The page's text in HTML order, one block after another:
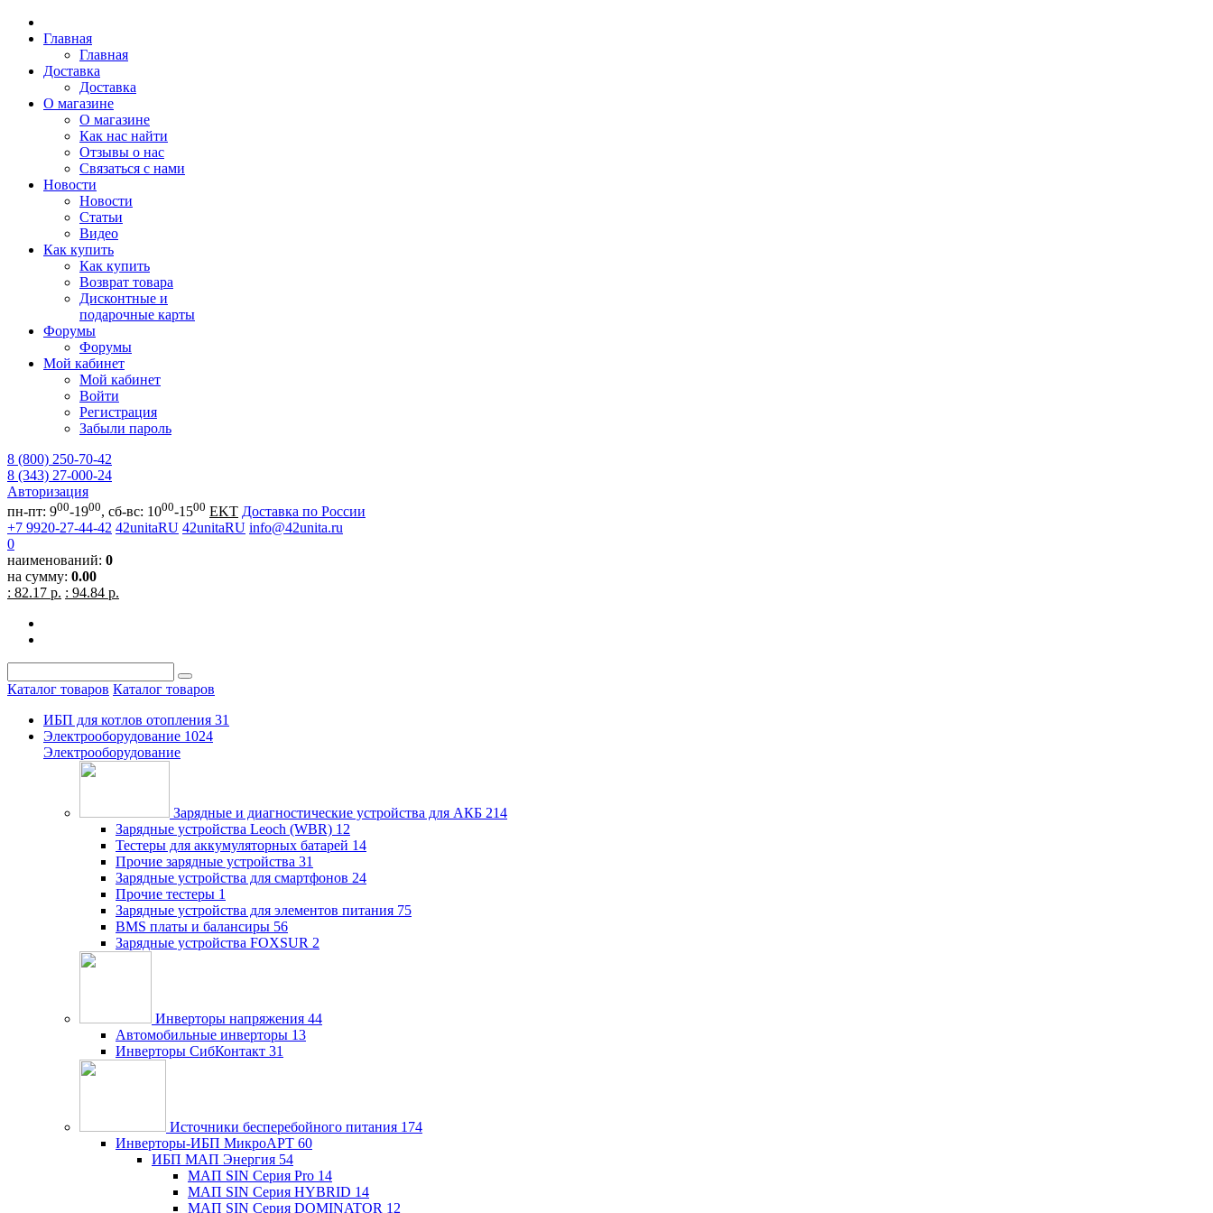
Главная
Главная
Доставка
Доставка
О магазине
О магазине
Как нас найти
Отзывы о нас
Связаться с нами
Новости
Новости
Статьи
Видео
Как купить
Как купить
Возврат товара
Дисконтные и
подарочные карты
Форумы
Форумы
Мой кабинет
Мой кабинет
Войти
Регистрация
Забыли пароль
8 (800) 250-70-42
8 (343) 27-000-24
Авторизация
пн-пт: 900-1900, сб-вс: 1000-1500 EKT Доставка по России
+7 9920-27-44-42 42unitaRU 42unitaRU info@42unita.ru
0
наименований: 0
на сумму: 0.00
: 82.17 р. : 94.84 р.
Каталог товаров Каталог товаров
ИБП для котлов отопления 31
Электрооборудование 1024
Электрооборудование
Зарядные и диагностические устройства для АКБ 214
Зарядные устройства Leoch (WBR) 12
Тестеры для аккумуляторных батарей 14
Прочие зарядные устройства 31
Зарядные устройства для смартфонов 24
Прочие тестеры 1
Зарядные устройства для элементов питания 75
BMS платы и балансиры 56
Зарядные устройства FOXSUR 2
Инверторы напряжения 44
Автомобильные инверторы 13
Инверторы СибКонтакт 31
Источники бесперебойного питания 174
Инверторы-ИБП МикроАРТ 60
ИБП МАП Энергия 54
МАП SIN Серия Pro 14
МАП SIN Серия HYBRID 14
МАП SIN Серия DOMINATOR 12